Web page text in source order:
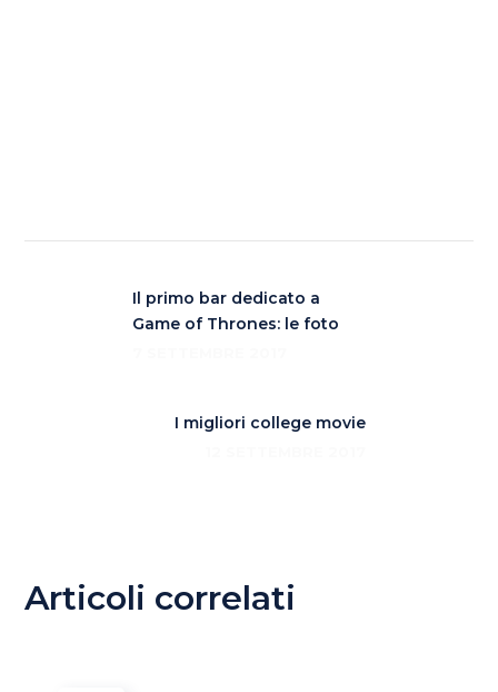
Il primo bar dedicato a
Game of Thrones: le foto
I migliori college movie
Articoli correlati